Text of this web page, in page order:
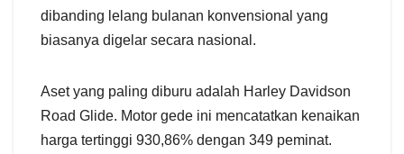
dibanding lelang bulanan konvensional yang
biasanya digelar secara nasional.
Aset yang paling diburu adalah Harley Davidson
Road Glide. Motor gede ini mencatatkan kenaikan
harga tertinggi 930,86% dengan 349 peminat.